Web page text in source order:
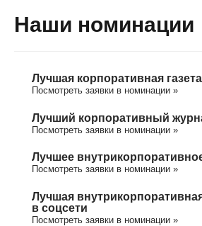
Наши номинации
Лучшая корпоративная газета
Посмотреть заявки в номинации »
Лучший корпоративный
Посмотреть заявки в номинации »
Лучшее
Посмотреть заявки в номинации »
Лучшая
в соцсети
Посмотреть заявки в номинации »